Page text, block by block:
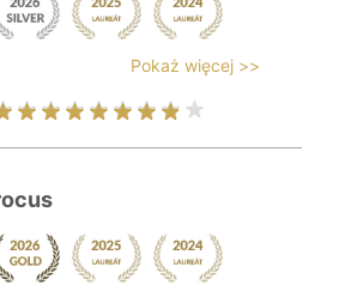
Pokaż więcej >>